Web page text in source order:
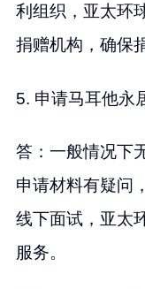
利组织，亚太环
捐赠机构，确保
5. 申请马耳他永
答：一般情况下
申请材料有疑问
线下面试，亚太
服务。